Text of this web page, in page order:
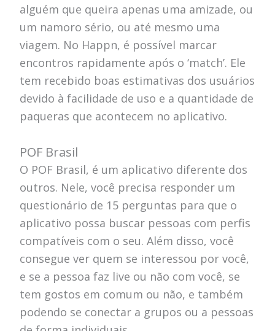
alguém que queira apenas uma amizade, ou
um namoro sério, ou até mesmo uma
viagem. No Happn, é possível marcar
encontros rapidamente após o ‘match’. Ele
tem recebido boas estimativas dos usuários
devido à facilidade de uso e a quantidade de
paqueras que acontecem no aplicativo.
POF Brasil
O POF Brasil, é um aplicativo diferente dos
outros. Nele, você precisa responder um
questionário de 15 perguntas para que o
aplicativo possa buscar pessoas com perfis
compatíveis com o seu. Além disso, você
consegue ver quem se interessou por você,
e se a pessoa faz live ou não com você, se
tem gostos em comum ou não, e também
podendo se conectar a grupos ou a pessoas